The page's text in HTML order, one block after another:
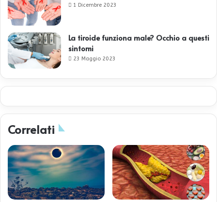
1 Dicembre 2023
La tiroide funziona male? Occhio a questi
sintomi
23 Maggio 2023
Correlati